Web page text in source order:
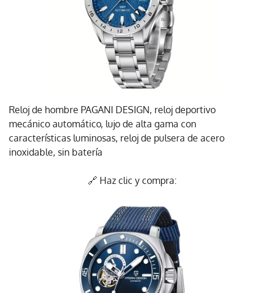
Reloj de hombre PAGANI DESIGN, reloj deportivo
mecánico automático, lujo de alta gama con
características luminosas, reloj de pulsera de acero
inoxidable, sin batería
🔗 Haz clic y compra: